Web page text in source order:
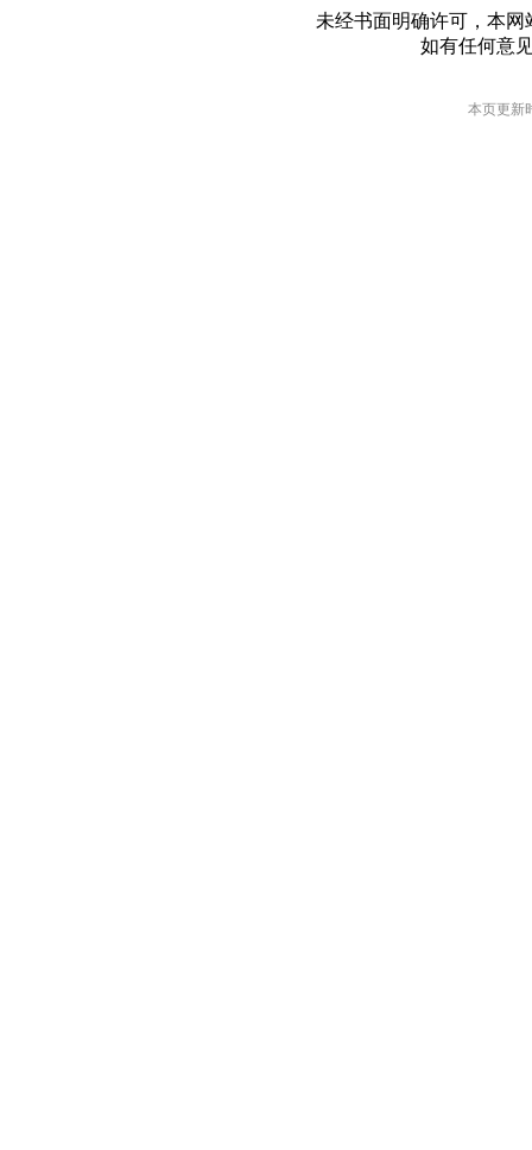
未经书面明确许可，本
如有任何意
本页更新